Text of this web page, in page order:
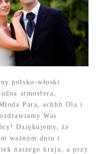
polsko-włoski
atmosfera,
Para, achhh Ola i
Was
Dziękujemy, że
ważnym dniu i
naszego kraju, a przy